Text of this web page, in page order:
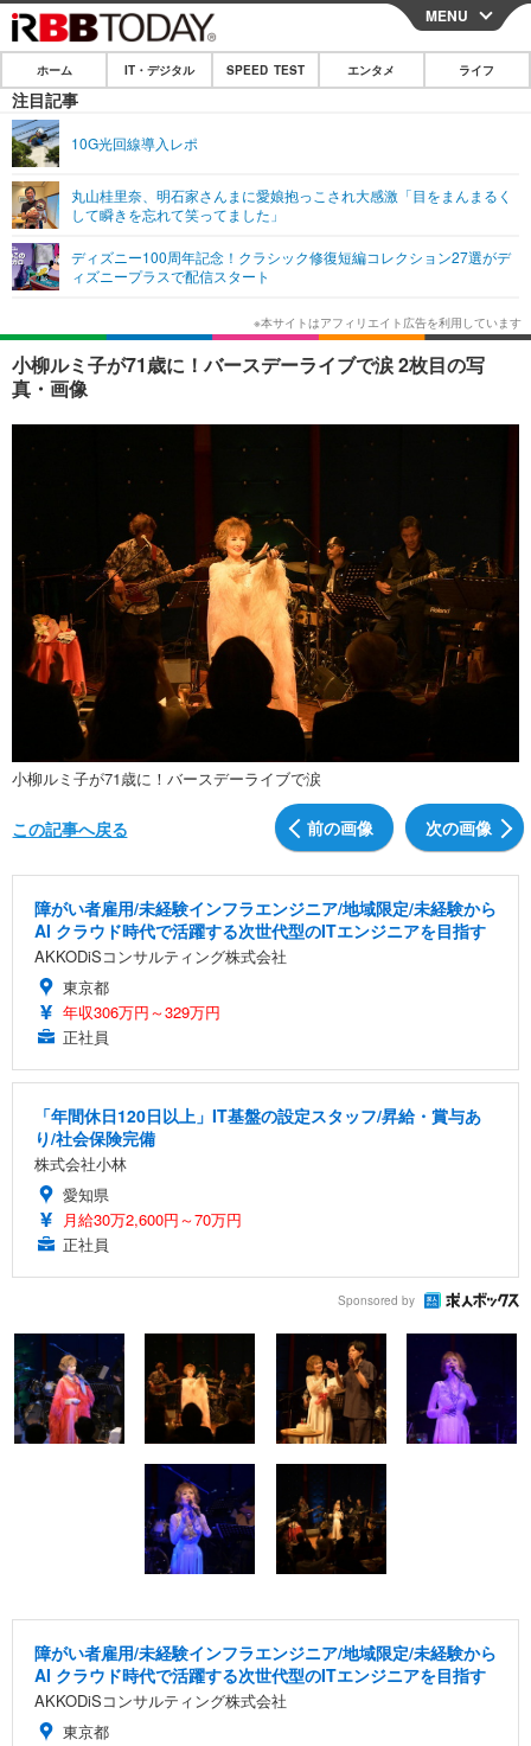
CLOSE
ホーム
IT・デジタル
ネタ
ショッピング その他
SPEED TEST
エンタメ
エンタメTOP
韓国・芸能
音楽 スポーツ
ライフ
ライフTOP グルメ
ペット ショッピング
その他
リリース一覧
プッシュ通知の停止方法
MENU
ホーム IT・デジタル SPEED TEST エンタメ ライフ
注目記事
10G光回線導入レポ
丸山桂里奈、明石家さんまに愛娘抱っこされ大感激「目をまんまるく
して瞬きを忘れて笑ってました」
ディズニー100周年記念！クラシック修復短編コレクション27選がデ
ィズニープラスで配信スタート
小柳ルミ子が71歳に！バースデーライブで涙 2枚目の写
真・画像
小柳ルミ子が71歳に！バースデーライブで涙
前の画像 次の画像
この記事へ戻る
障がい者雇用/未経験インフラエンジニア/地域限定/未経験から
AI クラウド時代で活躍する次世代型のITエンジニアを目指す
AKKODiSコンサルティング株式会社
東京都
年収306万円～329万円
正社員
「年間休日120日以上」IT基盤の設定スタッフ/昇給・賞与あ
り/社会保険完備
株式会社小林
愛知県
月給30万2,600円～70万円
正社員
Sponsored by
障がい者雇用/未経験インフラエンジニア/地域限定/未経験から
AI クラウド時代で活躍する次世代型のITエンジニアを目指す
AKKODiSコンサルティング株式会社
東京都